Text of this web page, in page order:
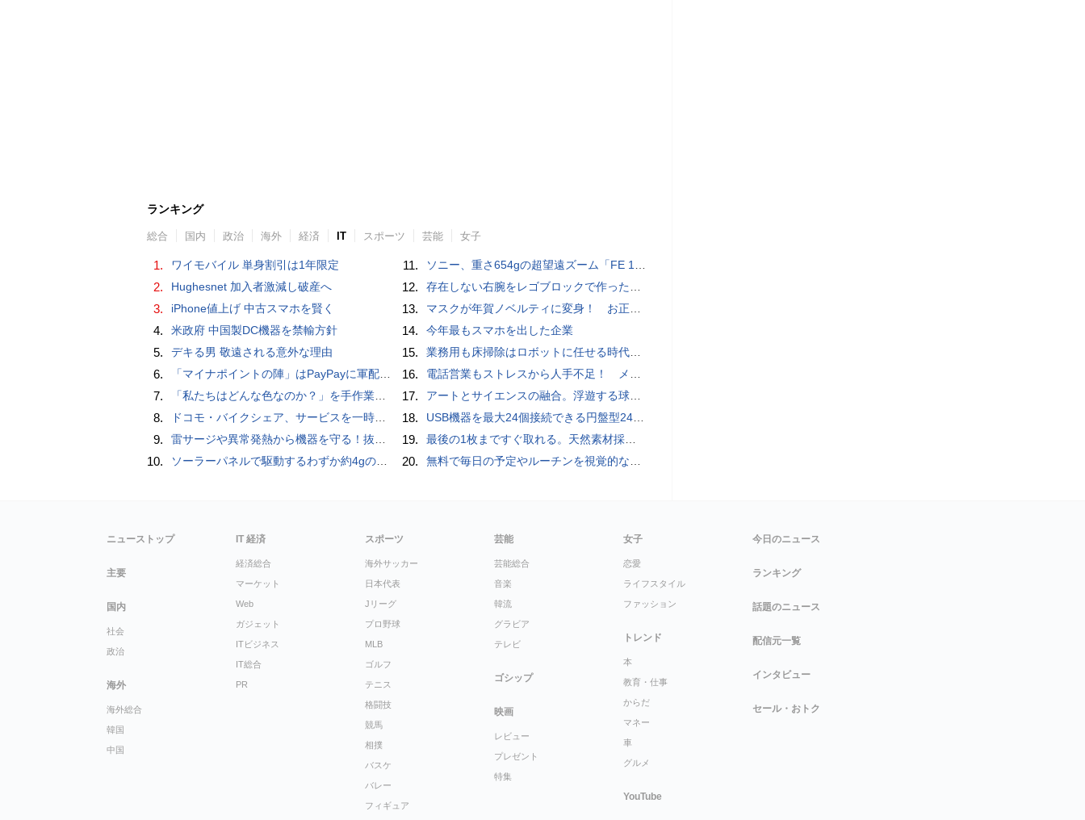
ランキング
総合 国内 政治 海外 経済 IT スポーツ 芸能 女子
1. ワイモバイル 単身割引は1年限定
2. Hughesnet 加入者激減し破産へ
3. iPhone値上げ 中古スマホを賢く
4. 米政府 中国製DC機器を禁輸方針
5. デキる男 敬遠される意外な理由
6. 「マイナポイントの陣」はPayPayに軍配！ 燻製できちゃう鍋、グラスドームクッカー
7. 「私たちはどんな色なのか？」を手作業でデータ分析して人間の肌の色を表現する新しい色空間を構築した「Inclusive Color Space」
8. ドコモ・バイクシェア、サービスを一時停止 不具合の復旧が見通せないため
9. 雷サージや異常発熱から機器を守る！抜け止め仕様の3P-2P変換アダプタ
10. ソーラーパネルで駆動するわずか約4gの超軽量ドローン「CoulombFly」
11. ソニー、重さ654gの超望遠ズーム「FE 100-400mm F5.6-8 OSS」 実売14万円前後
12. 存在しない右腕をレゴブロックで作った少年ビルダーが登場
13. マスクが年賀ノベルティに変身！ お正月特別パッケージの注文受付開始
14. 今年最もスマホを出した企業
15. 業務用も床掃除はロボットに任せる時代が本格到来 ビルメンヒューマンフェア ＆ クリーンEXPO 2018
16. 電話営業もストレスから人手不足！ メンタルに心配ない会話AI 「Sakura TALK」が営業電話をかける時代がくる
17. アートとサイエンスの融合。浮遊する球体インテリア「Buda Ball(ブダボール)」
18. USB機器を最大24個接続できる円盤型24ポートUSBハブが登場
19. 最後の1枚まですぐ取れる。天然素材採用の「Ih Paperティッシュケース」
20. 無料で毎日の予定やルーチンを視覚的なブロック配置で把握しNextCloud・WebDAV・Obsidianなどで同期＆AI連携・歩数記録・専用Androidアプリ・StreamDeckの双方向完全連携も可能な「dayGLANCE」、アカウント登録不要でセルフホストも可能
ニューストップ
主要
国内
社会
政治
海外
海外総合
韓国
中国
IT 経済
経済総合
マーケット
Web
ガジェット
ITビジネス
IT総合
PR
スポーツ
海外サッカー
日本代表
Jリーグ
プロ野球
MLB
ゴルフ
テニス
格闘技
競馬
相撲
バスケ
バレー
フィギュア
芸能
芸能総合
音楽
韓流
グラビア
テレビ
ゴシップ
映画
レビュー
プレゼント
特集
女子
恋愛
ライフスタイル
ファッション
トレンド
本
教育・仕事
からだ
マネー
車
グルメ
YouTube
今日のニュース
ランキング
話題のニュース
配信元一覧
インタビュー
セール・おトク